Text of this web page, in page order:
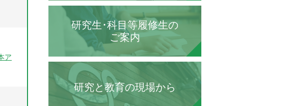
ア
研究生･科目等履修生の
ご案内
研究と教育の現場から